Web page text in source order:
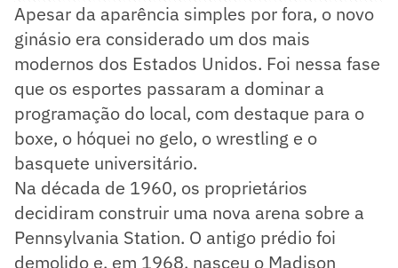
Apesar da aparência simples por fora, o novo
ginásio era considerado um dos mais
modernos dos Estados Unidos. Foi nessa fase
que os esportes passaram a dominar a
programação do local, com destaque para o
boxe, o hóquei no gelo, o wrestling e o
basquete universitário.
Na década de 1960, os proprietários
decidiram construir uma nova arena sobre a
Pennsylvania Station. O antigo prédio foi
demolido e, em 1968, nasceu o Madison